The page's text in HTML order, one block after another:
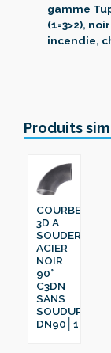
gamme
(1=3>2),
incendie,
Produits
COURBE
3D A
SOUDER
ACIER
NOIR
90°
C3DN
SANS
SOUDURE
DN90│101.6